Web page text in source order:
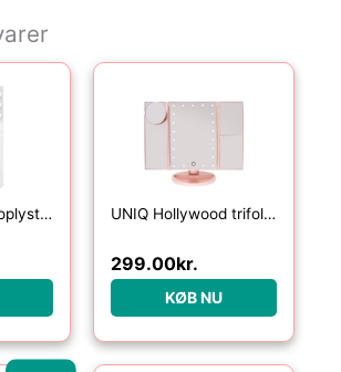
Toiletbord med oplyst spejl, skuffer, 3 belysningsmuligheder, 10 pærer, moderne sminkebord i hvid UNIQ Hollywood trifold make up spejl – rose gold
299.00kr.
KØB NU